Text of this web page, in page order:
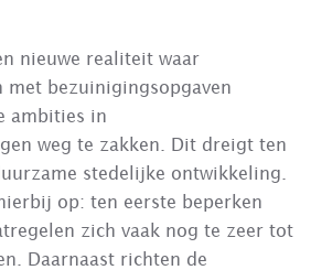
nieuwe realiteit waar
met bezuinigingsopgaven
ambities in
weg te zakken. Dit dreigt ten
stedelijke ontwikkeling.
op: ten eerste beperken
zich vaak nog te zeer tot
Daarnaast richten de